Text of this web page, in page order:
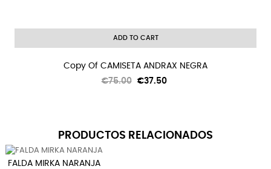
ADD TO CART
Copy Of CAMISETA ANDRAX NEGRA
Regular
€75.00 Price
€37.50
PRODUCTOS RELACIONADOS
FALDA MIRKA NARANJA